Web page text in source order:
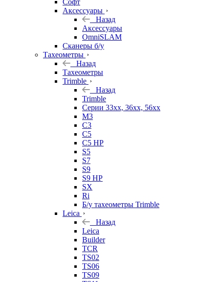
Софт
Аксессуары
Назад
Аксессуары
OmniSLAM
Сканеры б/у
Тахеометры
Назад
Тахеометры
Trimble
Назад
Trimble
Серии 33xx, 36xx, 56xx
M3
C3
C5
C5 HP
S5
S7
S9
S9 HP
SX
Ri
Б/у тахеометры Trimble
Leica
Назад
Leica
Builder
TCR
TS02
TS06
TS09